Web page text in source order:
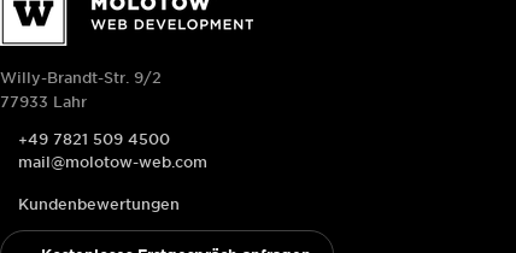
Willy-Brandt-Str. 9/2
77933 Lahr
+49 7821 509 4500
mail@molotow-web.com
Kundenbewertungen